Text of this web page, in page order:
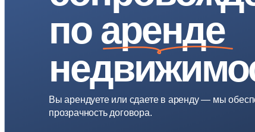
Вы арендуете или сдаете в аренду — мы
прозрачность договора.
по аренде